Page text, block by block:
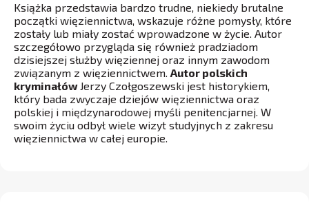
Książka przedstawia bardzo trudne, niekiedy brutalne
początki więziennictwa, wskazuje różne pomysły, które
zostały lub miały zostać wprowadzone w życie. Autor
szczegółowo przygląda się również pradziadom
dzisiejszej służby więziennej oraz innym zawodom
związanym z więziennictwem. Autor polskich
kryminałów Jerzy Czołgoszewski jest historykiem,
który bada zwyczaje dziejów więziennictwa oraz
polskiej i międzynarodowej myśli penitencjarnej. W
swoim życiu odbył wiele wizyt studyjnych z zakresu
więziennictwa w całej europie.